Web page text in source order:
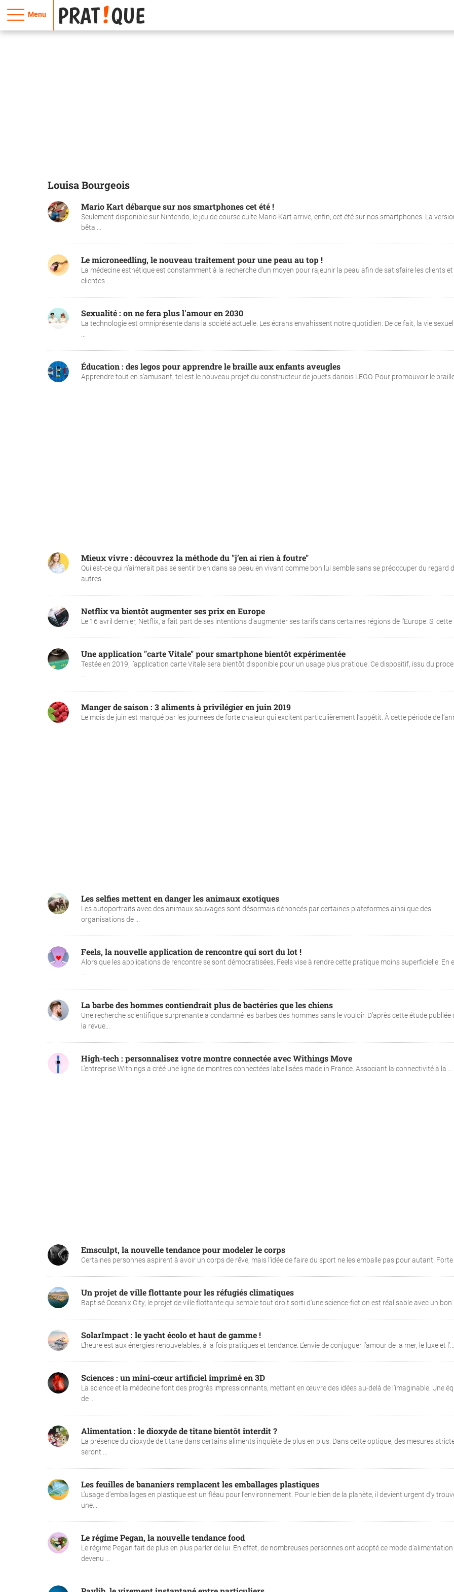
Menu
Louisa Bourgeois
Mario Kart débarque sur nos smartphones cet été !
Seulement disponible sur Nintendo, le jeu de course culte Mario Kart arrive, enfin, cet été sur nos smartphones. La
bêta ...
Le microneedling, le nouveau traitement pour une peau au top !
La médecine esthétique est constamment à la recherche d’un moyen pour rajeunir la peau afin de satisfaire les clients et
clientes ...
Sexualité : on ne fera plus l'amour en 2030
La technologie est omniprésente dans la société actuelle. Les écrans envahissent notre quotidien. De ce fait, la vie
Éducation : des legos pour apprendre le braille aux enfants aveugles
Apprendre tout en s’amusant, tel est le nouveau projet du constructeur de jouets danois LEGO. Pour promouvoir le braille,
Mieux vivre : découvrez la méthode du "j’en ai rien à foutre"
Qui est-ce qui n’aimerait pas se sentir bien dans sa peau en vivant comme bon lui semble sans se préoccuper du regard
autres...
Netflix va bientôt augmenter ses prix en Europe
Le 16 avril dernier, Netflix, a fait part de ses intentions d’augmenter ses tarifs dans certaines régions de l’Europe. Si cette ...
Une application "carte Vitale" pour smartphone bientôt expérimentée
Testée en 2019, l’application carte Vitale sera bientôt disponible pour un usage plus pratique. Ce dispositif, issu du
Manger de saison : 3 aliments à privilégier en juin 2019
Le mois de juin est marqué par les journées de forte chaleur qui excitent particulièrement l’appétit. À cette période de
Les selfies mettent en danger les animaux exotiques
Les autoportraits avec des animaux sauvages sont désormais dénoncés par certaines plateformes ainsi que des
organisations de ...
Feels, la nouvelle application de rencontre qui sort du lot !
Alors que les applications de rencontre se sont démocratisées, Feels vise à rendre cette pratique moins superficielle. En
La barbe des hommes contiendrait plus de bactéries que les chiens
Une recherche scientifique surprenante a condamné les barbes des hommes sans le vouloir. D’après cette étude publiée
la revue...
High-tech : personnalisez votre montre connectée avec Withings Move
L’entreprise Withings a créé une ligne de montres connectées labellisées made in France. Associant la connectivité à la ...
Emsculpt, la nouvelle tendance pour modeler le corps
Certaines personnes aspirent à avoir un corps de rêve, mais l’idée de faire du sport ne les emballe pas pour autant. Forte
Un projet de ville flottante pour les réfugiés climatiques
Baptisé Oceanix City, le projet de ville flottante qui semble tout droit sorti d’une science-fiction est réalisable avec un bon ...
SolarImpact : le yacht écolo et haut de gamme !
L’heure est aux énergies renouvelables, à la fois pratiques et tendance. L’envie de conjuguer l’amour de la mer, le luxe et l’...
Sciences : un mini-cœur artificiel imprimé en 3D
La science et la médecine font des progrès impressionnants, mettant en œuvre des idées au-delà de l’imaginable. Une
de ...
Alimentation : le dioxyde de titane bientôt interdit ?
La présence du dioxyde de titane dans certains aliments inquiète de plus en plus. Dans cette optique, des mesures
seront ...
Les feuilles de bananiers remplacent les emballages plastiques
L’usage d’emballages en plastique est un fléau pour l’environnement. Pour le bien de la planète, il devient urgent d’y
une...
Le régime Pegan, la nouvelle tendance food
Le régime Pegan fait de plus en plus parler de lui. En effet, de nombreuses personnes ont adopté ce mode d’alimentation
devenu ...